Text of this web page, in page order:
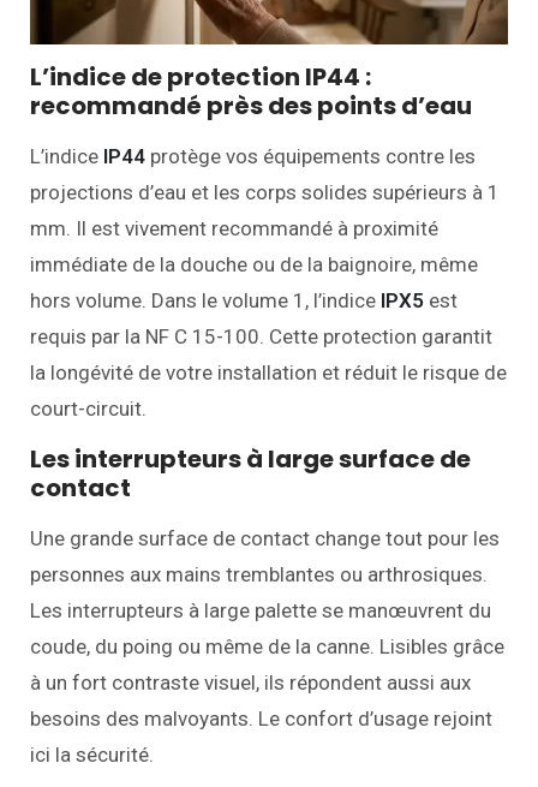
L’indice de protection IP44 :
recommandé près des points d’eau
L’indice IP44 protège vos équipements contre les
projections d’eau et les corps solides supérieurs à 1
mm. Il est vivement recommandé à proximité
immédiate de la douche ou de la baignoire, même
hors volume. Dans le volume 1, l’indice IPX5 est
requis par la NF C 15-100. Cette protection garantit
la longévité de votre installation et réduit le risque de
court-circuit.
Les interrupteurs à large surface de
contact
Une grande surface de contact change tout pour les
personnes aux mains tremblantes ou arthrosiques.
Les interrupteurs à large palette se manœuvrent du
coude, du poing ou même de la canne. Lisibles grâce
à un fort contraste visuel, ils répondent aussi aux
besoins des malvoyants. Le confort d’usage rejoint
ici la sécurité.